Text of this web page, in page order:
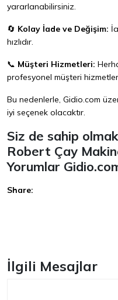
yararlanabilirsiniz.
🔄 Kolay İade ve Değişim:
hızlıdır.
📞 Müşteri Hizmetleri:
profesyonel müşteri
Bu nedenlerle, Gidio.com
iyi seçenek olacaktır.
Siz de sahip
Robert Çay
Yorumlar
Share:
İlgili Mesajlar